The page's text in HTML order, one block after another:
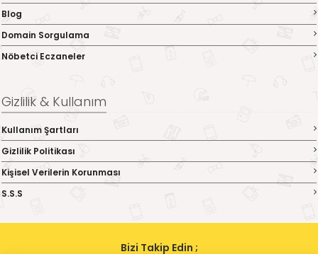
Blog
Domain Sorgulama
Nöbetci Eczaneler
Gizlilik & Kullanım
Kullanım Şartları
Gizlilik Politikası
Kişisel Verilerin Korunması
S.S.S
Bizi Takip Edin ;